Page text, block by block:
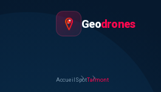
Geodrones
Accueil SpotTalmont